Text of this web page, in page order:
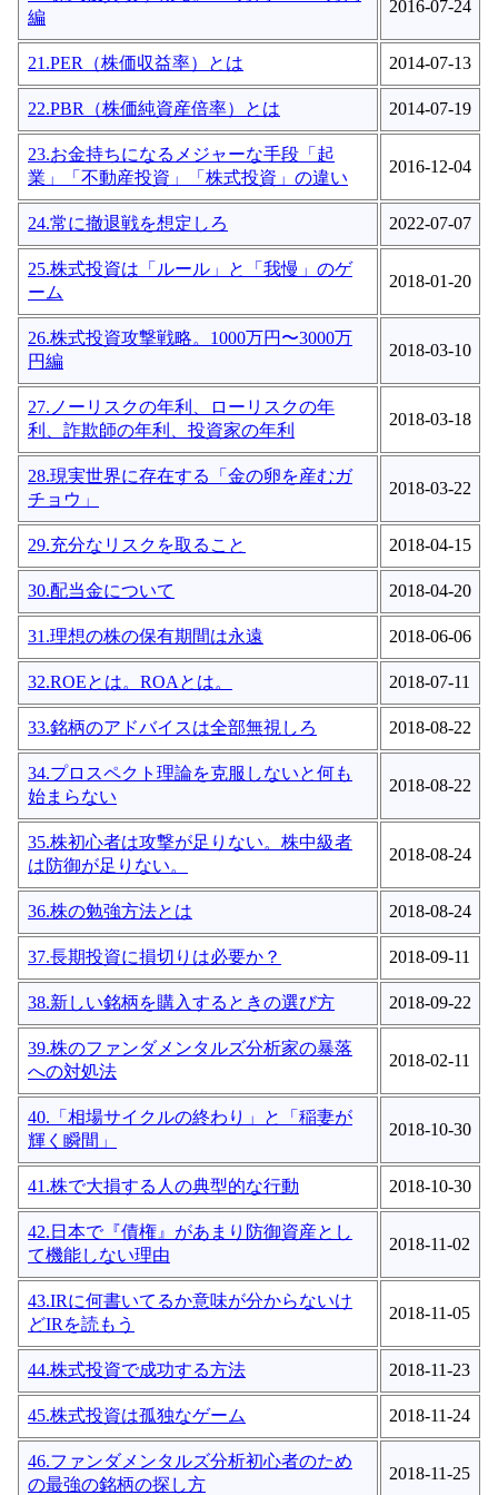
編
2016-07-24
21.PER（株価収益率）とは 2014-07-13
22.PBR（株価純資産倍率）とは 2014-07-19
23.お金持ちになるメジャーな手段「起
業」「不動産投資」「株式投資」の違い
2016-12-04
24.常に撤退戦を想定しろ 2022-07-07
25.株式投資は「ルール」と「我慢」のゲ
ーム
2018-01-20
26.株式投資攻撃戦略。1000万円〜3000万
円編
2018-03-10
27.ノーリスクの年利、ローリスクの年
利、詐欺師の年利、投資家の年利
2018-03-18
28.現実世界に存在する「金の卵を産むガ
チョウ」
2018-03-22
29.充分なリスクを取ること 2018-04-15
30.配当金について 2018-04-20
31.理想の株の保有期間は永遠 2018-06-06
32.ROEとは。ROAとは。 2018-07-11
33.銘柄のアドバイスは全部無視しろ 2018-08-22
34.プロスペクト理論を克服しないと何も
始まらない
2018-08-22
35.株初心者は攻撃が足りない。株中級者
は防御が足りない。
2018-08-24
36.株の勉強方法とは 2018-08-24
37.長期投資に損切りは必要か？ 2018-09-11
38.新しい銘柄を購入するときの選び方 2018-09-22
39.株のファンダメンタルズ分析家の暴落
への対処法
2018-02-11
40.「相場サイクルの終わり」と「稲妻が
輝く瞬間」
2018-10-30
41.株で大損する人の典型的な行動 2018-10-30
42.日本で『債権』があまり防御資産とし
て機能しない理由
2018-11-02
43.IRに何書いてるか意味が分からないけ
どIRを読もう
2018-11-05
44.株式投資で成功する方法 2018-11-23
45.株式投資は孤独なゲーム 2018-11-24
46.ファンダメンタルズ分析初心者のため
の最強の銘柄の探し方
2018-11-25